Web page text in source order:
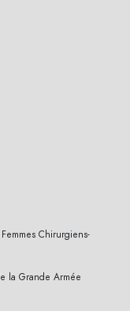
Chirurgiens-
la Grande Armée